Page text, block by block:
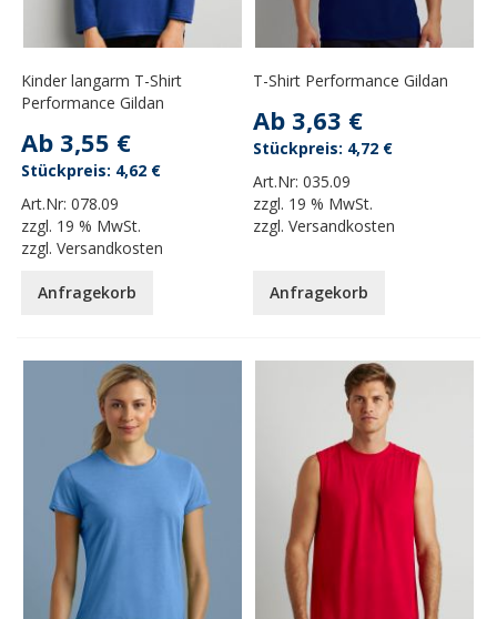
Kinder langarm T-Shirt
Performance Gildan
Ab 3,55 €
Art.Nr:078.09
zzgl. 19 % MwSt.
zzgl.Versandkosten
4,62 €
Anfragekorb
T-Shirt Performance Gildan
Ab 3,63 €
Art.Nr:035.09
zzgl. 19 % MwSt.
zzgl.Versandkosten
4,72 €
Anfragekorb